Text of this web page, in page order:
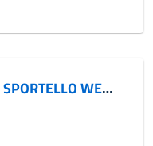
ORARIO APERTURA SPORTELLO WELFARE DI ACCESSO, SEGRETARIATO SOCIALE, SPORTELLO IMMIGRATI